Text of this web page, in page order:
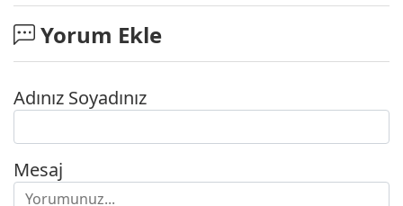
Yorum Ekle
Adınız Soyadınız
Mesaj